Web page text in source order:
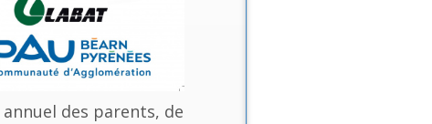
des parents, de